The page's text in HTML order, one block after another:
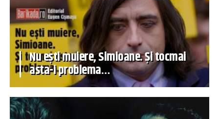
Nu ești muiere, Simioane. Și tocmai
asta-i problema…